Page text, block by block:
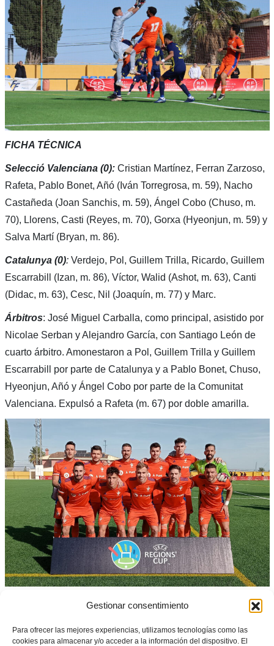
Gestionar consentimiento
Para ofrecer las mejores experiencias, utilizamos tecnologías como las
cookies para almacenar y/o acceder a la información del dispositivo. El
FICHA TÉCNICA
Selecció Valenciana (0):Cristian Martínez, Ferran Zarzoso,
Rafeta, Pablo Bonet, Añó (Iván Torregrosa, m. 59), Nacho
Castañeda (Joan Sanchis, m. 59), Ángel Cobo (Chuso, m.
70), Llorens, Casti (Reyes, m. 70), Gorxa (Hyeonjun, m. 59) y
Salva Martí (Bryan, m. 86).
Catalunya (0):Verdejo, Pol, Guillem Trilla, Ricardo, Guillem
Escarrabill (Izan, m. 86), Víctor, Walid (Ashot, m. 63), Canti
(Didac, m. 63), Cesc, Nil (Joaquín, m. 77) y Marc.
Árbitros: José Miguel Carballa, como principal, asistido por
Nicolae Serban y Alejandro García, con Santiago León de
cuarto árbitro. Amonestaron a Pol, Guillem Trilla y Guillem
Escarrabill por parte de Catalunya y a Pablo Bonet, Chuso,
Hyeonjun, Añó y Ángel Cobo por parte de la Comunitat
Valenciana. Expulsó a Rafeta (m. 67) por doble amarilla.